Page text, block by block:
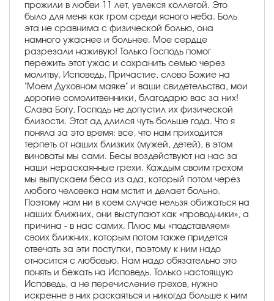
прожили в любви 11 лет, увлекся коллегой. Это
было для меня как гром среди ясного неба. Боль
эта не сравнима с физической болью, она
намного ужаснее и больнее. Мое сердце
разрезали наживую! Только Господь помог
пережить этот ужас и сохранить семью через
молитву, Исповедь, Причастие, слово Божие на
"Моем Духовном маяке" и ваши свидетельства, мои
дорогие сомолитвенники, благодарю вас за них!
Слава Богу, Господь не допустил их физической
близости. Этот ад длился чуть больше года. Что я
поняла за это время: все, что нам приходится
терпеть от наших близких (мужей, детей), в этом
виноваты мы сами. Бесы воздействуют на нас за
наши нераскаянные грехи. Каждым своим грехом
мы выпускаем беса из ада, который потом через
любого человека нам мстит и делает больно.
Поэтому нам ни в коем случае нельзя обижаться на
наших ближних, они выступают как «проводники», а
причина - в нас самих. Плюс мы «подставляем»
своих ближних, которым потом также придется
отвечать за эти поступки, поэтому к ним надо
относится с любовью. Нам надо обязательно это
понять и бежать на Исповедь. Только настоящую
Исповедь, а не перечисление грехов, нужно
искренне в них раскаяться и никогда больше к ним